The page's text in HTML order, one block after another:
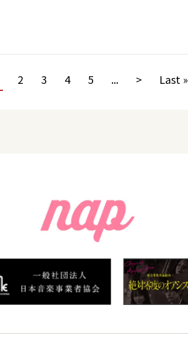
2 3 4 5 ... > Last »